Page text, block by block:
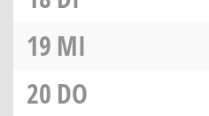
19 MI
20 DO